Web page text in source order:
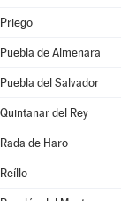
Priego
Puebla de Almenara
Puebla del Salvador
Quintanar del Rey
Rada de Haro
Reíllo